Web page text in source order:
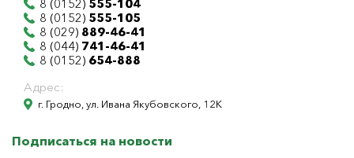
8 (0152) 555-104
8 (0152) 555-105
8 (029) 889-46-41
8 (044) 741-46-41
8 (0152) 654-888
Адрес:
г. Гродно, ул. Ивана Якубовского, 12К
Подписаться на новости